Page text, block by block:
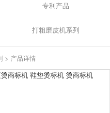
专利产品
打粗磨皮机系列
> 产品详情